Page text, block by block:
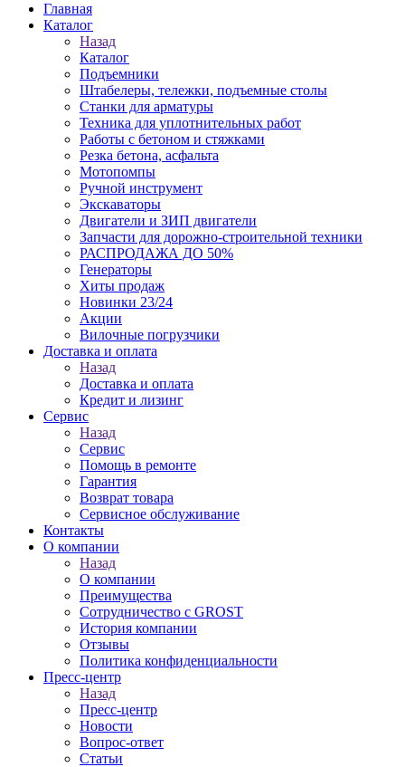
Главная
Каталог
Назад
Каталог
Подъемники
Штабелеры, тележки, подъемные столы
Станки для арматуры
Техника для уплотнительных работ
Работы с бетоном и стяжками
Резка бетона, асфальта
Мотопомпы
Ручной инструмент
Экскаваторы
Двигатели и ЗИП двигатели
Запчасти для дорожно-строительной техники
РАСПРОДАЖА ДО 50%
Генераторы
Хиты продаж
Новинки 23/24
Акции
Вилочные погрузчики
Доставка и оплата
Назад
Доставка и оплата
Кредит и лизинг
Сервис
Назад
Сервис
Помощь в ремонте
Гарантия
Возврат товара
Сервисное обслуживание
Контакты
О компании
Назад
О компании
Преимущества
Сотрудничество с GROST
История компании
Отзывы
Политика конфиденциальности
Пресс-центр
Назад
Пресс-центр
Новости
Вопрос-ответ
Статьи